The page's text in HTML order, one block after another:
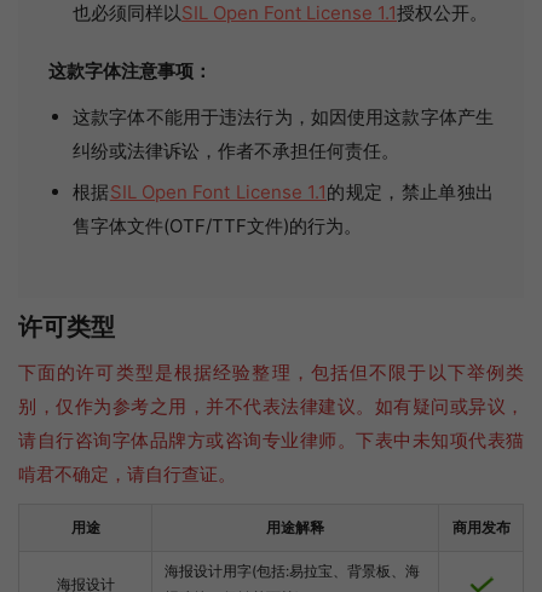
也必须同样以SIL Open Font License 1.1授权公开。
这款字体注意事项：
这款字体不能用于违法行为，如因使用这款字体产生
纠纷或法律诉讼，作者不承担任何责任。
根据SIL Open Font License 1.1的规定，禁止单独出
售字体文件(OTF/TTF文件)的行为。
许可类型
下面的许可类型是根据经验整理，包括但不限于以下举例类
别，仅作为参考之用，并不代表法律建议。如有疑问或异议，
请自行咨询字体品牌方或咨询专业律师。下表中未知项代表猫
啃君不确定，请自行查证。
用途 用途解释 商用发布
海报设计
海报设计用字(包括:易拉宝、背景板、海